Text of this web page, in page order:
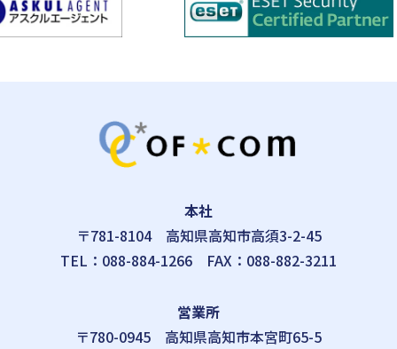
本社
〒781-8104 高知県高知市高須3-2-45
TEL： 088-884-1266 FAX：088-882-3211
営業所
〒780-0945 高知県高知市本宮町65-5